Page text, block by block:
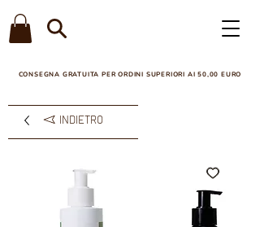
CONSEGNA GRATUITA PER ORDINI SUPERIORI AI 50,00 EURO​
INDIETRO